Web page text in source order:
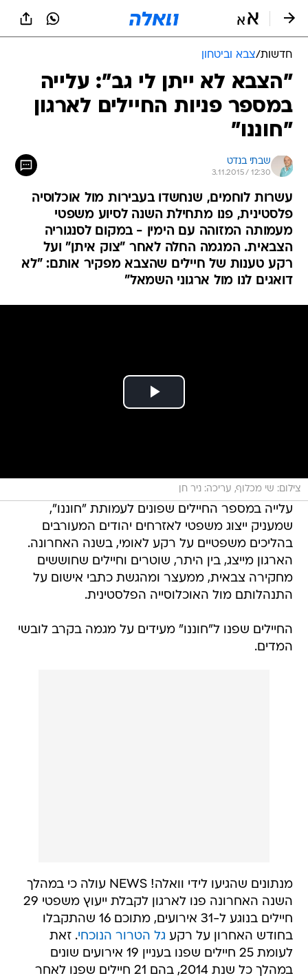
חדשות/צבא וביטחון
"הצבא לא ייתן לי גב": עלייה
במספר פניות החיילים לארגון
"חוננו"
שבתי בנדט
3.11.2015 / 12:30
עשרות לוחמים, שנחשדו בעבירות מול אוכלוסיה
פלסטינית, פנו מתחילת השנה לסיוע משפטי
מעמותה המזוהה עם הימין - במקום לסנגוריה
הצבאית. המגמה החלה לאחר "צוק איתן" ועל
רקע טענות של חיילים שהצבא מפקיר אותם: "לא
דואגים לנו מול ארגוני השמאל"
צילום: שי מכלוף, עריכה: ניר חן
עלייה במספר החיילים שפונים לעמותת "חוננו",
שמעניק ייצוג משפטי לאזרחים יהודים המעורבים
בהליכים משפטיים על רקע לאומי, בשנה האחרונה.
הארגון מייצג, בין היתר, שוטרים וחיילים שחוששים
מחקירה צבאית, ממעצר ומהגשת כתבי אישום על
התנהלותם מול האוכלוסייה הפלסטינית.
החיילים שפנו ל"חוננו" מעידים על מגמה בקרב לובשי
המדים.
מנתונים שהגיעו לידי וואלה! NEWS עולה כי במהלך
השנה האחרונה פנו לארגון לקבלת ייעוץ משפטי 29
חיילים בנוגע ל-31 אירועים, מתוכם 16 שהתקבלו
בחודש האחרון על רקע גל הטרור הנוכחי. זאת
לעומת 25 חיילים שפנו בעניין 19 אירועים שונים
במהלך כל שנת 2014, בהם 21 חיילים שפנו לאחר